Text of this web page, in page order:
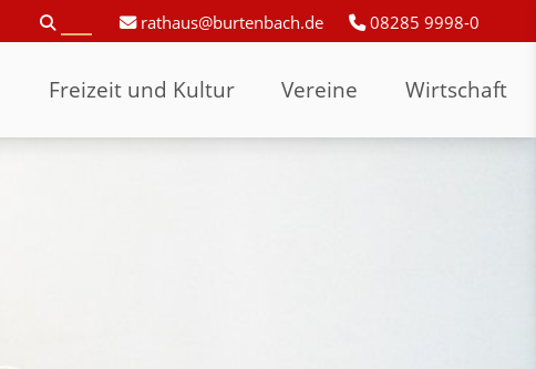
rathaus@burtenbach.de 08285 9998-0
Freizeit und Kultur Vereine Wirtschaft